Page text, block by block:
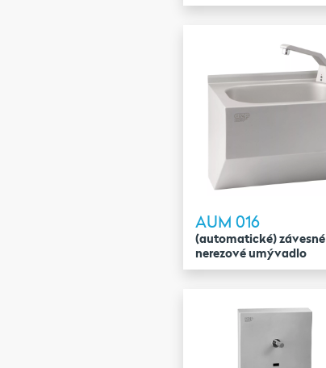
AUM 016
(automatické) závesné
nerezové umývadlo